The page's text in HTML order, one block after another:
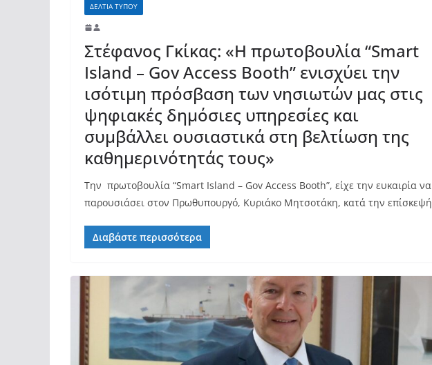
ΔΕΛΤΙΑ ΤΥΠΟΥ
Στέφανος Γκίκας: «Η πρωτοβουλία “Smart
Island – Gov Access Booth” ενισχύει την
ισότιμη πρόσβαση των νησιωτών μας στις
ψηφιακές δημόσιες υπηρεσίες και
συμβάλλει ουσιαστικά στη βελτίωση της
καθημερινότητάς τους»
Tην πρωτοβουλία “Smart Island – Gov Access Booth”, είχε την ευκαιρία να
παρουσιάσει στον Πρωθυπουργό, Κυριάκο Μητσοτάκη, κατά την επίσκεψή
Διαβάστε περισσότερα